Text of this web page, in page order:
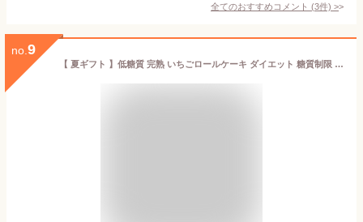
全てのおすすめコメント (3件) >
no. 9
【 夏ギフト 】低糖質 完熟 いちごロールケーキ ダイエット 糖質制限 スイーツ ギフト バースデー 誕生日 ロカボ 内祝い 記念日 贈り物 お祝い プレゼントに苺ロール